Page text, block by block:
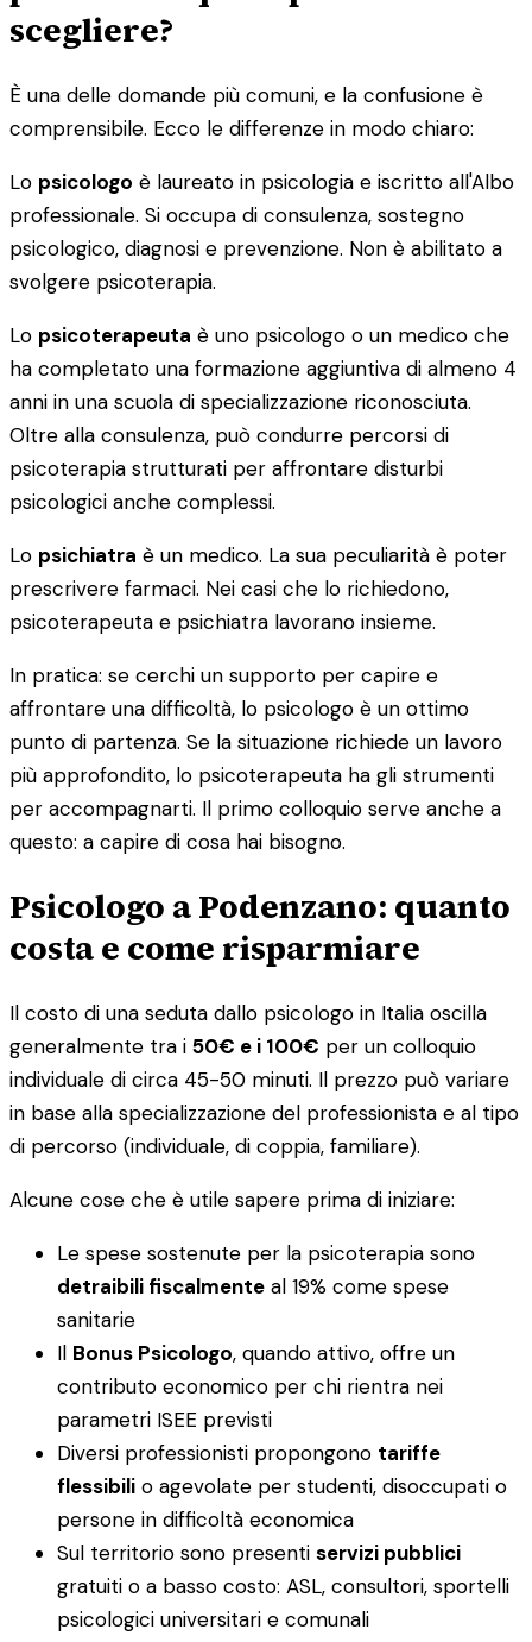
scegliere?
È una delle domande più comuni, e la confusione è
comprensibile. Ecco le differenze in modo chiaro:
Lo psicologo è laureato in psicologia e iscritto all'Albo
professionale. Si occupa di consulenza, sostegno
psicologico, diagnosi e prevenzione. Non è abilitato a
svolgere psicoterapia.
Lo psicoterapeuta è uno psicologo o un medico che
ha completato una formazione aggiuntiva di almeno 4
anni in una scuola di specializzazione riconosciuta.
Oltre alla consulenza, può condurre percorsi di
psicoterapia strutturati per affrontare disturbi
psicologici anche complessi.
Lo psichiatra è un medico. La sua peculiarità è poter
prescrivere farmaci. Nei casi che lo richiedono,
psicoterapeuta e psichiatra lavorano insieme.
In pratica: se cerchi un supporto per capire e
affrontare una difficoltà, lo psicologo è un ottimo
punto di partenza. Se la situazione richiede un lavoro
più approfondito, lo psicoterapeuta ha gli strumenti
per accompagnarti. Il primo colloquio serve anche a
questo: a capire di cosa hai bisogno.
Psicologo a Podenzano: quanto
costa e come risparmiare
Il costo di una seduta dallo psicologo in Italia oscilla
generalmente tra i 50€ e i 100€ per un colloquio
individuale di circa 45-50 minuti. Il prezzo può variare
in base alla specializzazione del professionista e al tipo
di percorso (individuale, di coppia, familiare).
Alcune cose che è utile sapere prima di iniziare:
Le spese sostenute per la psicoterapia sono
detraibili fiscalmente al 19% come spese
sanitarie
Il Bonus Psicologo, quando attivo, offre un
contributo economico per chi rientra nei
parametri ISEE previsti
Diversi professionisti propongono tariffe
flessibili o agevolate per studenti, disoccupati o
persone in difficoltà economica
Sul territorio sono presenti servizi pubblici
gratuiti o a basso costo: ASL, consultori, sportelli
psicologici universitari e comunali